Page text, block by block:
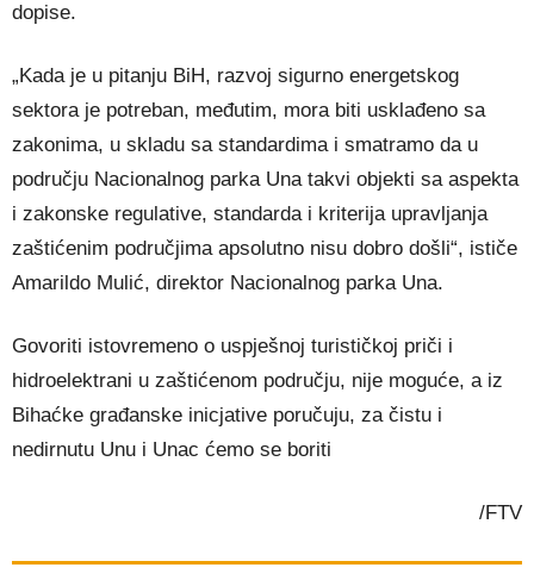
dopise.
„Kada je u pitanju BiH, razvoj sigurno energetskog
sektora je potreban, međutim, mora biti usklađeno sa
zakonima, u skladu sa standardima i smatramo da u
području Nacionalnog parka Una takvi objekti sa aspekta
i zakonske regulative, standarda i kriterija upravljanja
zaštićenim područjima apsolutno nisu dobro došli“, ističe
Amarildo Mulić, direktor Nacionalnog parka Una.
Govoriti istovremeno o uspješnoj turističkoj priči i
hidroelektrani u zaštićenom području, nije moguće, a iz
Bihaćke građanske inicjative poručuju, za čistu i
nedirnutu Unu i Unac ćemo se boriti
/FTV